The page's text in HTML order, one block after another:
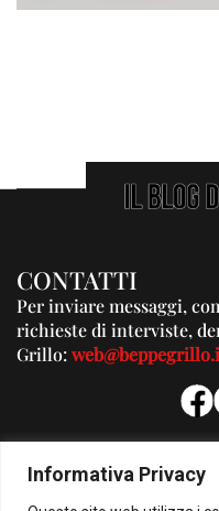
Informativa Privacy
CONTATTI
Per inviare messaggi,
richieste di interviste,
Grillo: